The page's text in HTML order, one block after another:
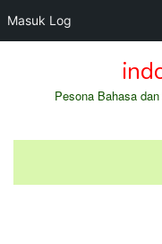
Masuk Log
Pesona Bahasa